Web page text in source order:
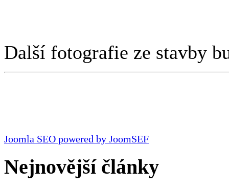
Další fotografie ze stavby
Joomla SEO powered by JoomSEF
Nejnovější články